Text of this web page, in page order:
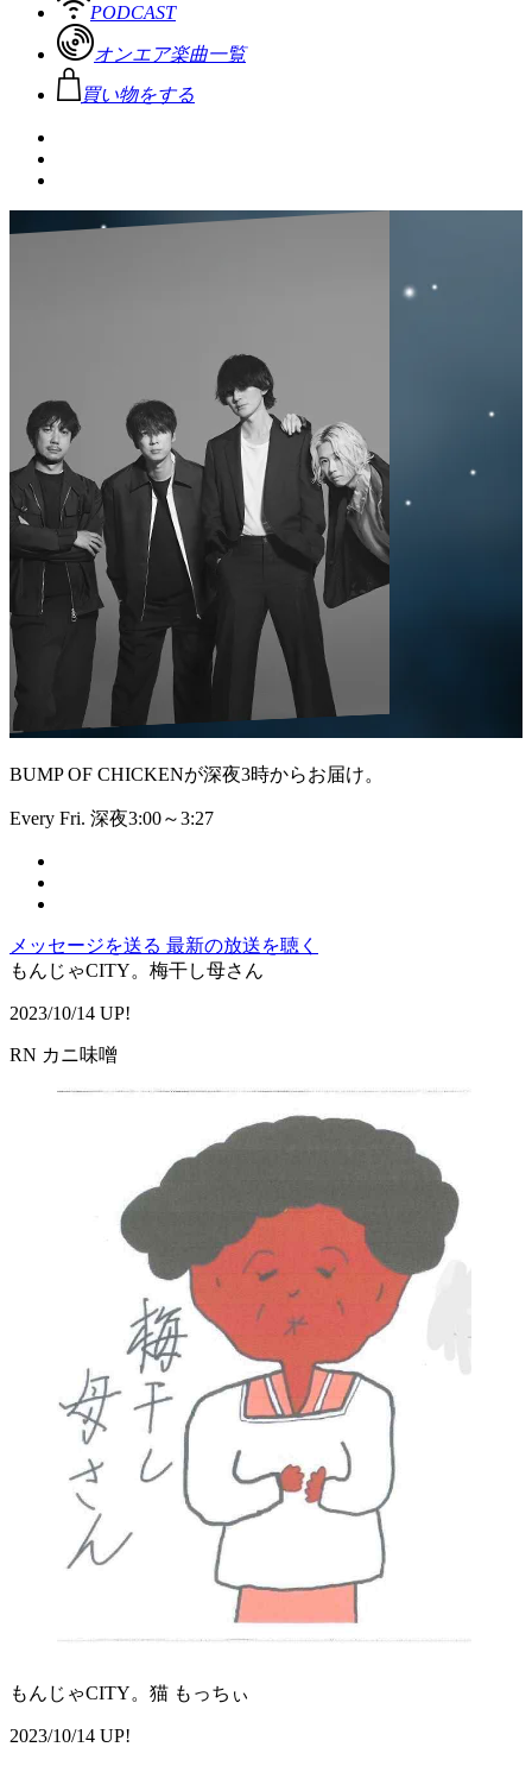
PODCAST
オンエア楽曲一覧
買い物をする
BUMP OF CHICKENが深夜3時からお届け。
Every Fri. 深夜3:00～3:27
メッセージを送る 最新の放送を聴く
もんじゃCITY。梅干し母さん
2023/10/14 UP!
RN カニ味噌
もんじゃCITY。猫 もっちぃ
2023/10/14 UP!